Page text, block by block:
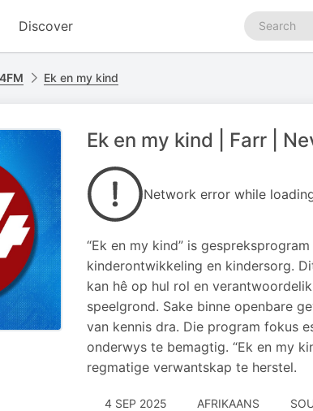
Discover
Search
podcasts
Ek en my kind
Ek en my kind | Farr |
Network error while
“Ek en my kind” is
kinderontwikkeling en kindersorg.
kan hê op hul rol en
speelgrond. Sake binne openbare
van kennis dra. Die program fokus
onderwys te bemagtig. “Ek en my
regmatige verwantskap te herstel.
4 SEP 2025 AFRIKAANS